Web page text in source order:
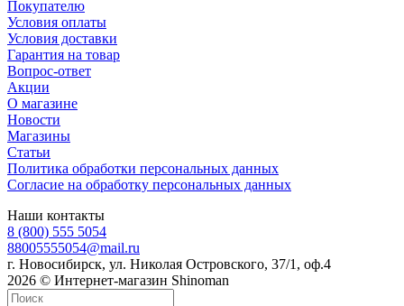
Покупателю
Условия оплаты
Условия доставки
Гарантия на товар
Вопрос-ответ
Акции
О магазине
Новости
Магазины
Статьи
Политика обработки персональных данных
Согласие на обработку персональных данных
Наши контакты
8 (800) 555 5054
88005555054@mail.ru
г. Новосибирск, ул. Николая Островского, 37/1, оф.4
2026 © Интернет-магазин Shinoman